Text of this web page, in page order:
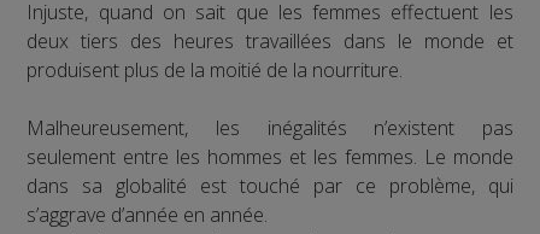
Injuste, quand on sait que les femmes effectuent les
deux tiers des heures travaillées dans le monde et
produisent plus de la moitié de la nourriture.
Malheureusement, les inégalités n’existent pas
seulement entre les hommes et les femmes. Le monde
dans sa globalité est touché par ce problème, qui
s’aggrave d’année en année.